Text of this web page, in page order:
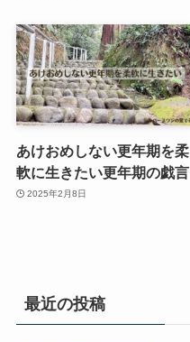
あけおめしない更年期を柔
軟に生きたい更年期の戯言
2025年2月8日
最近の投稿